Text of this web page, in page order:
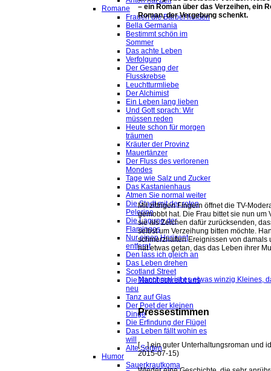
Romane
Frauen die Bärbel heißen
Bella Germania
Bestimmt schön im
Sommer
Das achte Leben
Verfolgung
Der Gesang der
Flusskrebse
Leuchtturmliebe
Der Alchimist
Ein Leben lang lieben
Und Gott sprach: Wir
müssen reden
Heute schon für morgen
träumen
Kräuter der Provinz
Mauertänzer
Der Fluss des verlorenen
Mondes
Tage wie Salz und Zucker
Das Kastanienhaus
Atmen Sie normal weiter
Die Stadt mit der roten
Pelerine
Die Lagune der
Flamingos
Nur einen Horizont
entfernt
Den lass ich gleich an
Das Leben drehen
Scotland Street
Die Nacht schreibt uns
neu
Tanz auf Glas
Der Poet der kleinen
Dinge
Die Erfindung der Flügel
Das Leben fällt wohin es
will
Alte Sorten
Humor
Sauerkrautkoma
– ein Roman über das Verzeihen, ein
Roman, der Vergebung schenkt.
Mit zittrigen Fingern öffnet die TV-
gemobbt hat. Die Frau bittet sie nun
sie als Zeichen dafür zurücksenden,
selbst um Verzeihung bitten möchte.
schmerzhaften Ereignissen von
hat etwas getan, das das Leben ihrer
Manchmal ist es etwas winzig Kleines,
Pressestimmen
[…] ein guter Unterhaltungsroman und
2015-07-15)